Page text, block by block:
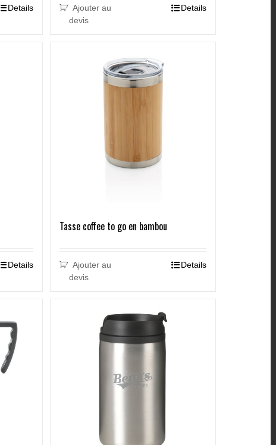
Details
Ajouter au
devis
Details
Details
Tasse coffee to go en bambou
Ajouter au
devis
Details